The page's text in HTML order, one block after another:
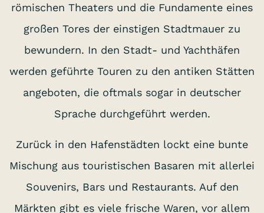
römischen Theaters und die Fundamente eines
großen Tores der einstigen Stadtmauer zu
bewundern. In den Stadt- und Yachthäfen
werden geführte Touren zu den antiken Stätten
angeboten, die oftmals sogar in deutscher
Sprache durchgeführt werden.
Zurück in den Hafenstädten lockt eine bunte
Mischung aus touristischen Basaren mit allerlei
Souvenirs, Bars und Restaurants. Auf den
Märkten gibt es viele frische Waren, vor allem